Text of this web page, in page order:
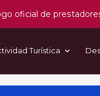
oficial de
Turística